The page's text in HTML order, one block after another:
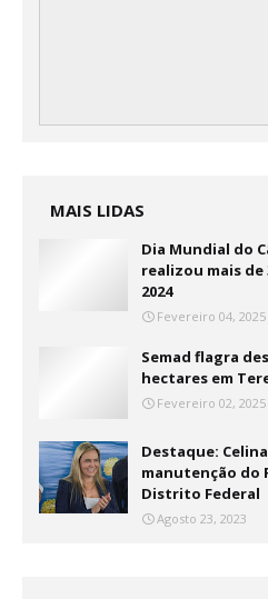
MAIS LIDAS
Dia Mundial do
realizou mais
2024
Fevereiro 04, 2025
Semad flagra
hectares em
Fevereiro 02, 2025
Destaque:
manutenção do
Distrito Federal
Agosto 23, 2023